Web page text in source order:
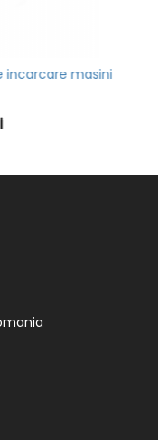
incarcare masini